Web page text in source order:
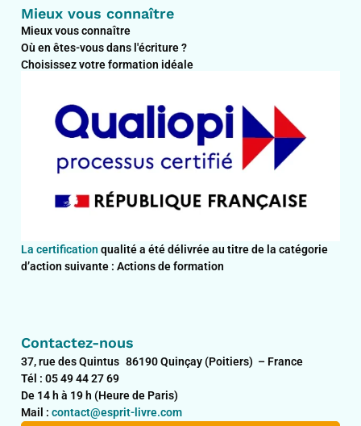
Mieux vous connaître
Mieux vous connaître
Où en êtes-vous dans l'écriture ?
Choisissez votre formation idéale
La certificationqualité a été délivrée au titre de la catégorie
d’action suivante : Actions de formation
Contactez-nous
37, rue des Quintus 86190 Quinçay (Poitiers) – France
Tél : 05 49 44 27 69
De 14 h à 19 h (Heure de Paris)
Mail :contact@esprit-livre.com